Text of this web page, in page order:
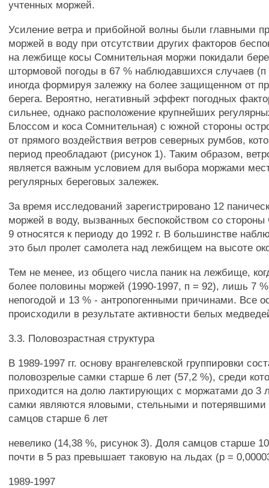
учтенных моржей.
Усиление ветра и прибойной волны были главными
моржей в воду при отсутствии других факторов
на лежбище косы Сомнительная моржи покидали
штормовой погоды в 67 % наблюдавшихся случаев
иногда формируя залежку на более защищенном от
берега. Вероятно, негативный эффект погодных
сильнее, однако расположение крупнейших
Блоссом и коса Сомнительная) с южной стороны
от прямого воздействия ветров северных румбов,
период преобладают (рисунок 1). Таким образом,
является важным условием для выбора моржами
регулярных береговых залежек.
За время исследований зарегистрировано 12
моржей в воду, вызванных беспокойством со стороны
9 относятся к периоду до 1992 г. В большинстве
это был пролет самолета над лежбищем на высоте
Тем не менее, из общего числа паник на лежбище,
более половины моржей (1990-1997, п = 92), лишь 7
непогодой и 13 % - антропогенными причинами. Все
происходили в результате активности белых
3.3. Половозрастная структура
В 1989-1997 гг. основу врангелевской группировки
половозрелые самки старше 6 лет (57,2 %), среди
приходится на долю лактирующих с моржатами до 3
самки являются яловыми, стельными и потерявшими
самцов старше 6 лет
невелико (14,38 %, рисунок 3). Доля самцов старше
почти в 5 раз превышает таковую на льдах (р =
1989-1997